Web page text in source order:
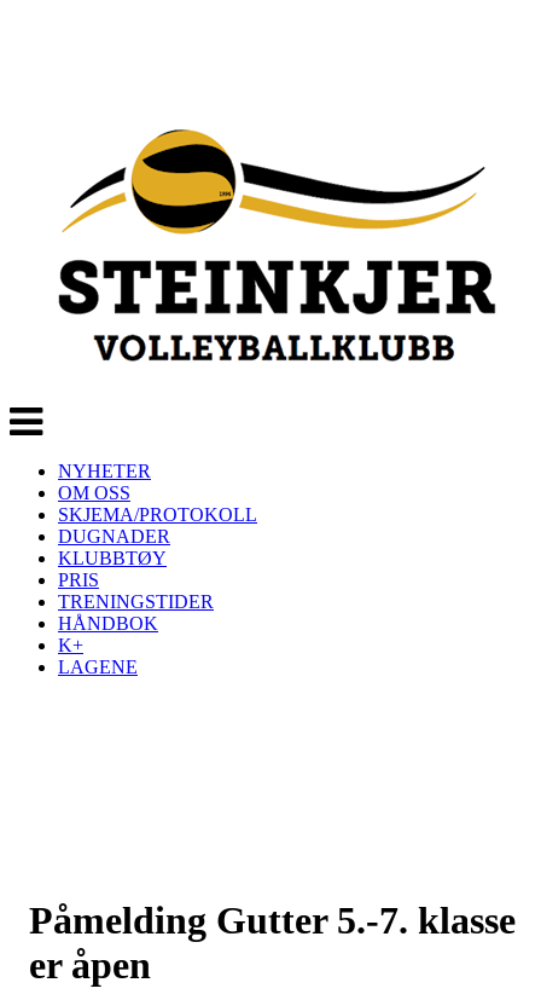
Veksle
navigasjon
NYHETER
OM OSS
SKJEMA/PROTOKOLL
DUGNADER
KLUBBTØY
PRIS
TRENINGSTIDER
HÅNDBOK
K+
LAGENE
Påmelding Gutter 5.-7. klasse
er åpen